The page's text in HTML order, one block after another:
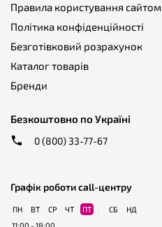
Безкоштовно по Україні
0 (800) 33-77-67
Правила користування сайтом
Політика конфіденційності
Безготівковий розрахунок
Каталог товарів
Бренди
Графік роботи call-центру
ПН ВТ СР ЧТ ПТ СБ
НД